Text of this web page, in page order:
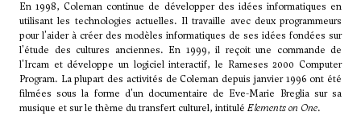
En 1998, Coleman continue de développer des idées informatiques en
utilisant les technologies actuelles. Il travaille avec deux programmeurs
pour l'aider à créer des modèles informatiques de ses idées fondées sur
l'étude des cultures anciennes. En 1999, il reçoit une commande de
l'Ircam et développe un logiciel interactif, le Rameses 2000 Computer
Program. La plupart des activités de Coleman depuis janvier 1996 ont été
filmées sous la forme d'un documentaire de Eve-Marie Breglia sur sa
musique et sur le thème du transfert culturel, intitulé Elements on One.